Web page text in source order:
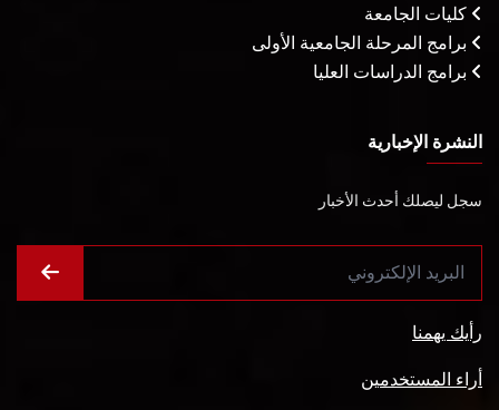
كليات الجامعة
برامج المرحلة الجامعية الأولى
برامج الدراسات العليا
النشرة الإخبارية
سجل ليصلك أحدث الأخبار
رأيك يهمنا
أراء المستخدمين